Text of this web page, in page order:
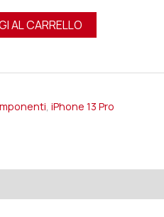
AL CARRELLO
,iPhone 13 Pro